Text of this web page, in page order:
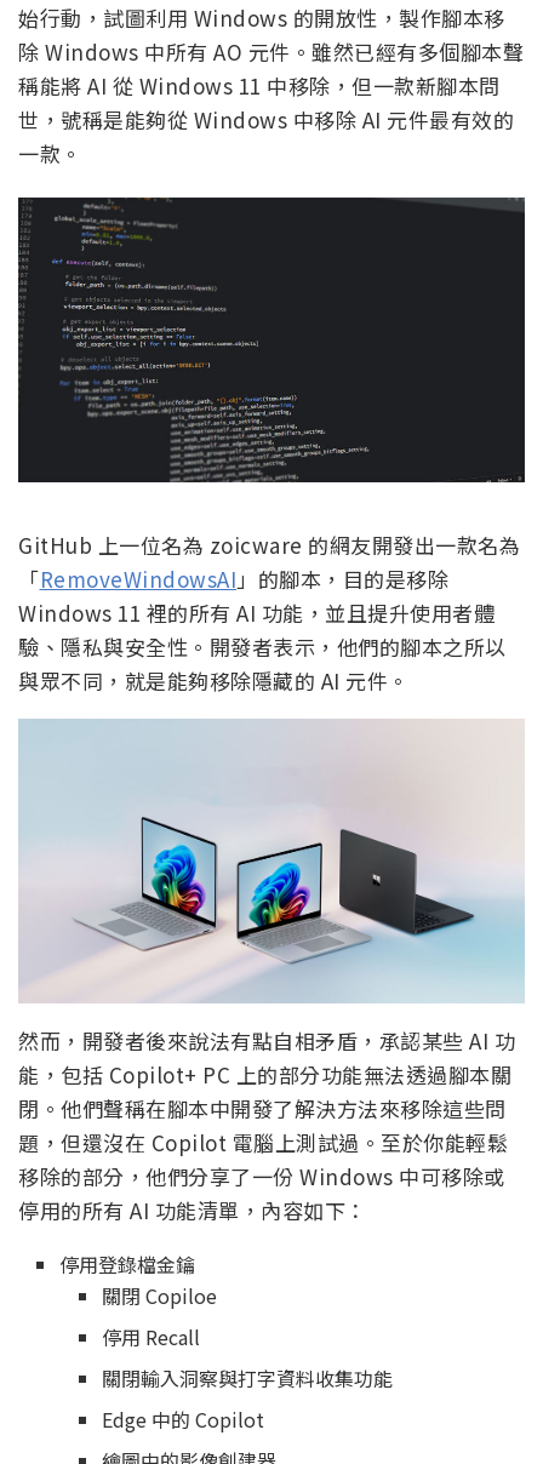
始行動，試圖利用 Windows 的開放性，製作腳本移
除 Windows 中所有 AO 元件。雖然已經有多個腳本聲
稱能將 AI 從 Windows 11 中移除，但一款新腳本問
世，號稱是能夠從 Windows 中移除 AI 元件最有效的
一款。
GitHub 上一位名為 zoicware 的網友開發出一款名為
「RemoveWindowsAI 」的腳本，目的是移除
Windows 11 裡的所有 AI 功能，並且提升使用者體
驗、隱私與安全性。開發者表示，他們的腳本之所以
與眾不同，就是能夠移除隱藏的 AI 元件。
然而，開發者後來說法有點自相矛盾，承認某些 AI 功
能，包括 Copilot+ PC 上的部分功能無法透過腳本關
閉。他們聲稱在腳本中開發了解決方法來移除這些問
題，但還沒在 Copilot 電腦上測試過。至於你能輕鬆
移除的部分，他們分享了一份 Windows 中可移除或
停用的所有 AI 功能清單，內容如下：
停用登錄檔金鑰
關閉 Copiloe
停用 Recall
關閉輸入洞察與打字資料收集功能
Edge 中的 Copilot